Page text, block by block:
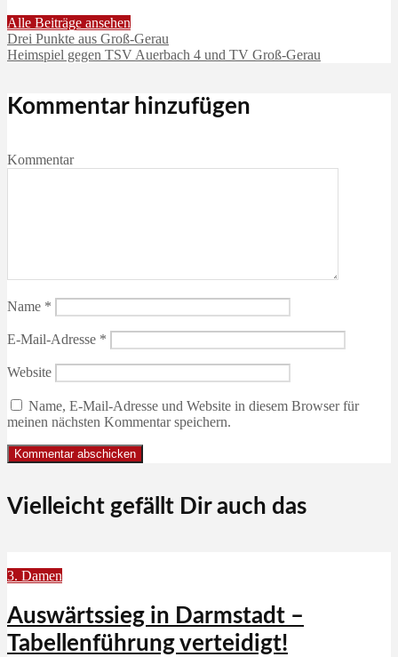
Alle Beiträge ansehen
Drei Punkte aus Groß-Gerau
Heimspiel gegen TSV Auerbach 4 und TV Groß-Gerau
Kommentar hinzufügen
Kommentar
Name *
E-Mail-Adresse *
Website
Name, E-Mail-Adresse und Website in diesem Browser für
meinen nächsten Kommentar speichern.
Vielleicht gefällt Dir auch das
3. Damen
Auswärtssieg in Darmstadt –
Tabellenführung verteidigt!